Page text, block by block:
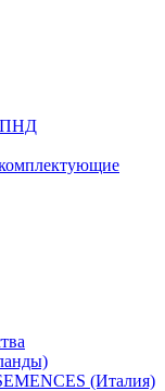
ПНД
(Италия)